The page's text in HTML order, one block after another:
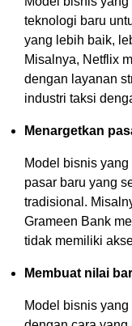
teknologi baru
yang lebih baik,
Misalnya, Netflix
dengan layanan
industri taksi
Menargetkan
Model bisnis
pasar baru yang
tradisional.
Grameen Bank
tidak memiliki
Membuat nilai
Model bisnis